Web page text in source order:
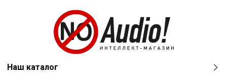
Наш каталог